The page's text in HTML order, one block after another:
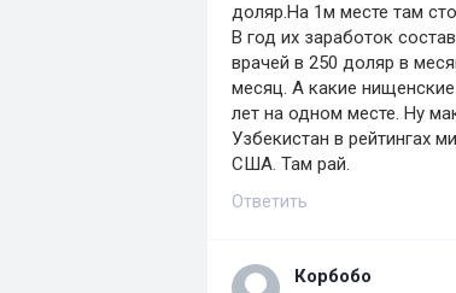
доляр.На 1м месте там
В год их заработок
врачей в 250 доляр в
месяц. А какие
лет на одном месте. Ну
Узбекистан в рейтингах
США. Там рай.
Ответить
Корбобо